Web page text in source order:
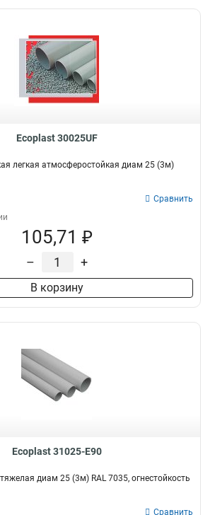
Ecoplast 30025UF
легкая атмосферостойкая диам 25 (3м)
Сравнить
105,71 ₽
– +
В корзину
Ecoplast 31025-E90
диам 25 (3м) RAL 7035, огнестойкость
Сравнить